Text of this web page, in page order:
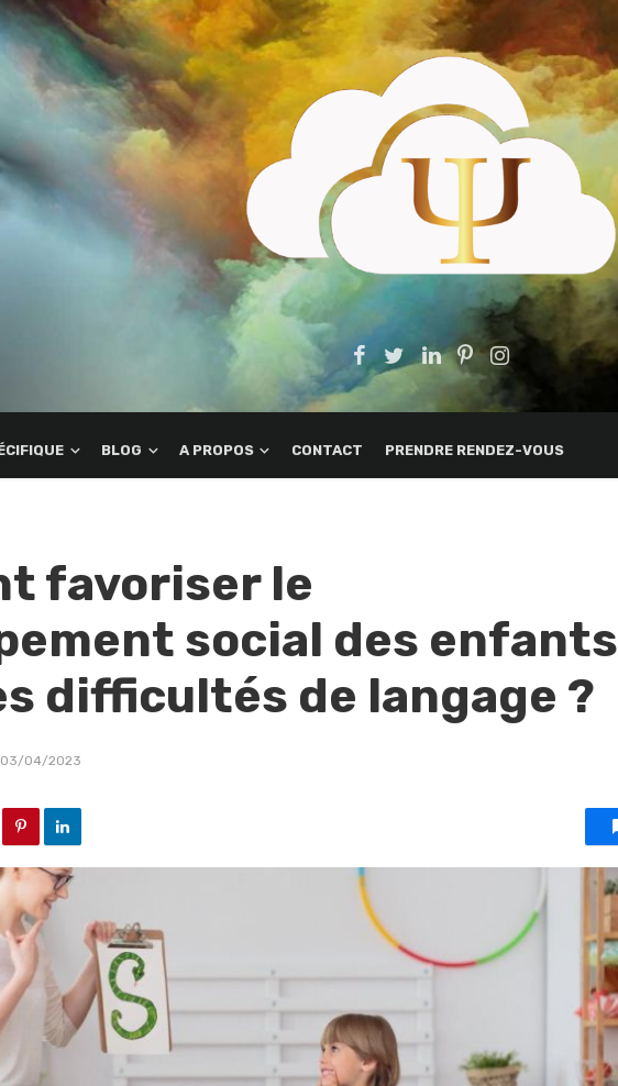
BLOG A PROPOS CONTACT PRENDRE RENDEZ-VOUS
favoriser le
social des enfants
difficultés de langage ?
03/04/2023